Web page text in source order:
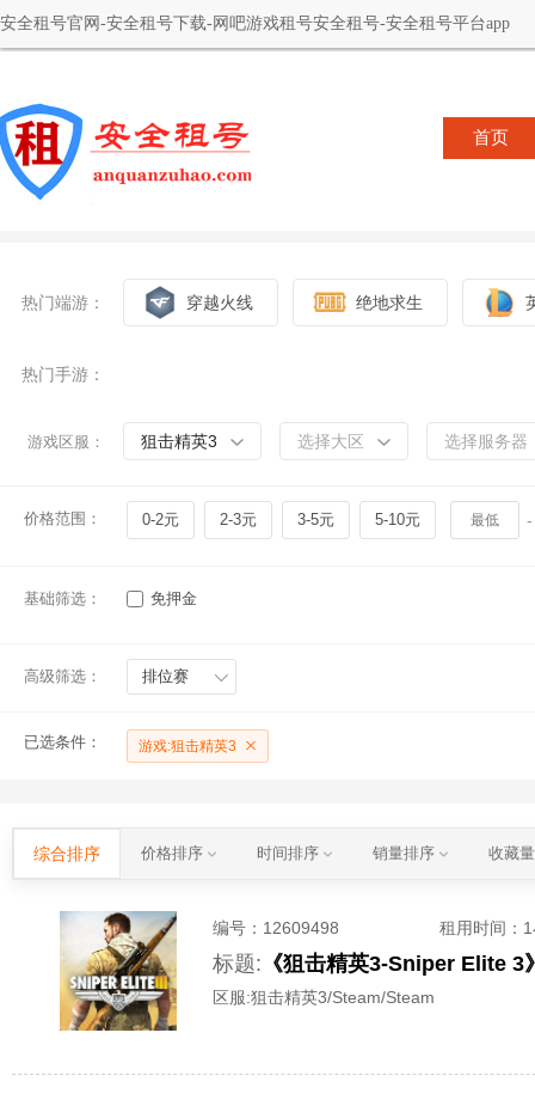
安全租号官网-安全租号下载-网吧游戏租号安全租号-安全租号平台app
首页
热门端游： 穿越火线 绝地求生
热门手游：
游戏区服： 狙击精英3 选择大区 选择服务器
价格范围： 0-2元 2-3元 3-5元 5-10元 -
基础筛选： 免押金
高级筛选： 排位赛
已选条件： 游戏:狙击精英3
综合排序 价格排序 时间排序 销量排序 收藏
编号： 12609498 租用时间 ：
标题: 《狙击精英3-Sniper Elite
区服:狙击精英3/Steam/Steam